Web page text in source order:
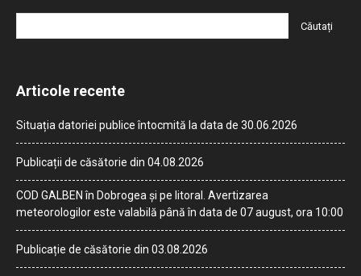
Articole recente
Situația datoriei publice întocmită la data de 30.06.2026
Publicații de căsătorie din 04.08.2026
COD GALBEN în Dobrogea și pe litoral. Avertizarea
meteorologilor este valabilă până în data de 07 august, ora 10:00
Publicație de căsătorie din 03.08.2026